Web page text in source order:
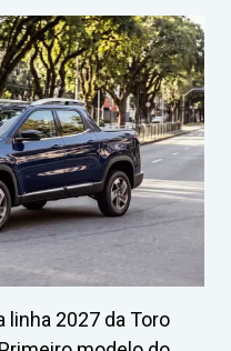
linha 2027 da Toro